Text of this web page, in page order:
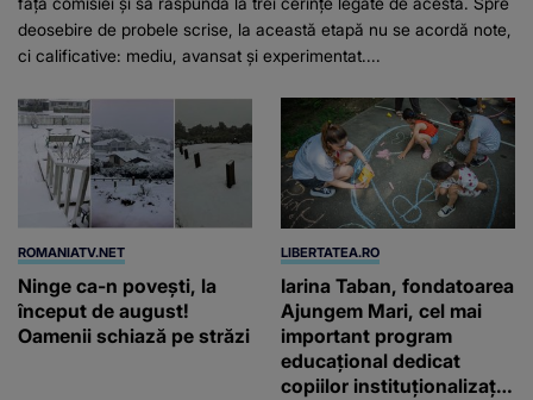
deosebire de probele scrise, la această etapă nu se acordă note,
ci calificative: mediu, avansat și experimentat....
ROMANIATV.NET
Ninge ca-n povești, la
început de august!
Oamenii schiază pe străzi
LIBERTATEA.RO
Iarina Taban, fondatoarea
Ajungem Mari, cel mai
important program
educațional dedicat
copiilor instituționalizați